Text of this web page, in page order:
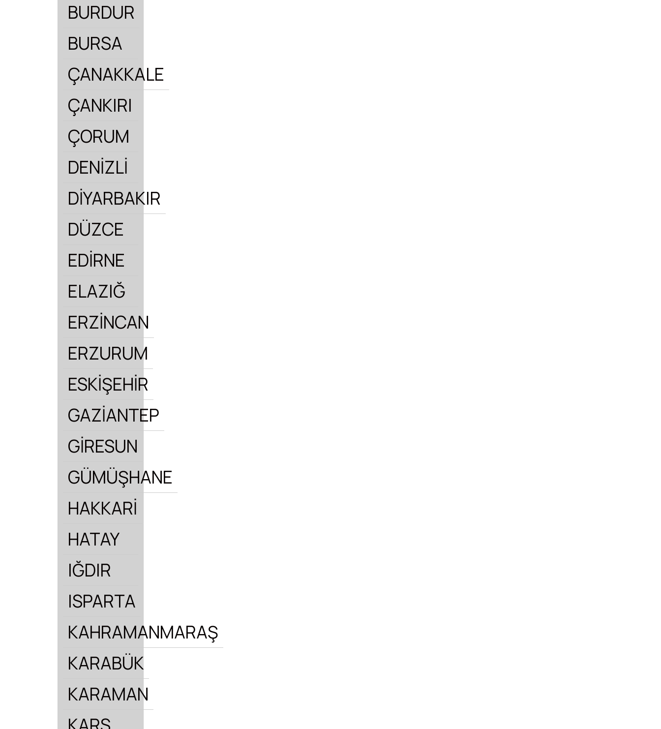
BURDUR
BURSA
ÇANAKKALE
ÇANKIRI
ÇORUM
DENİZLİ
DİYARBAKIR
DÜZCE
EDİRNE
ELAZIĞ
ERZİNCAN
ERZURUM
ESKİŞEHİR
GAZİANTEP
GİRESUN
GÜMÜŞHANE
HAKKARİ
HATAY
IĞDIR
ISPARTA
KAHRAMANMARAŞ
KARABÜK
KARAMAN